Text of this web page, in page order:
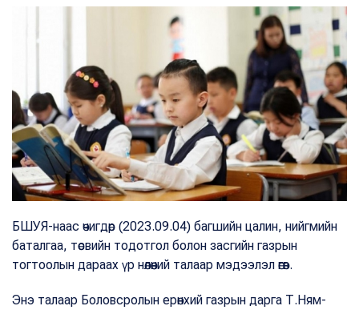
БШУЯ-наас өчигдөр (2023.09.04) багшийн цалин, нийгмийн
баталгаа, төсвийн тодотгол болон засгийн газрын
тогтоолын дараах үр нөлөөний талаар мэдээлэл өгөв.
Энэ талаар Боловсролын ерөнхий газрын дарга Т.Ням-